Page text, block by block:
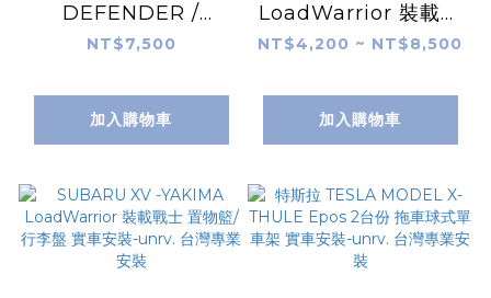
DEFENDER /
YAKIMA SpareRide
裝-unrv. 台灣專業安
裝
NT$7,500
加入購物車
LoadWarrior 裝載戰
士 置物籃/行李盤 實車
安裝
NT$4,200 ~ NT$8,500
加入購物車